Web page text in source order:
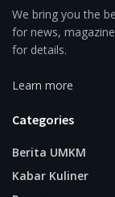
We bring you the
for news,
for details.
Learn more
Categories
Berita UMKM
Kabar Kuliner